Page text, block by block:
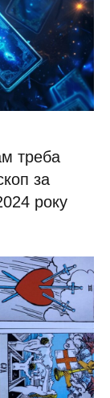
треба
за
року